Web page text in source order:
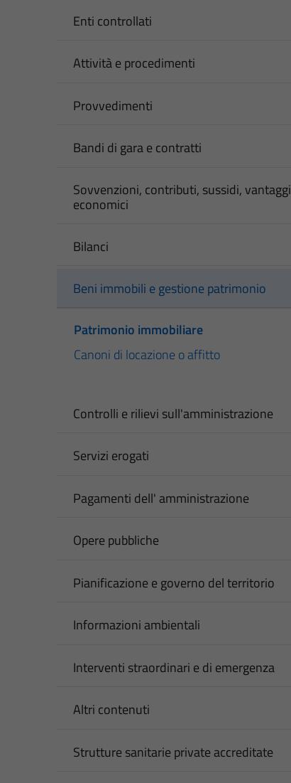
Enti controllati
Attività e procedimenti
Provvedimenti
Bandi di gara e contratti
Sovvenzioni, contributi, sussidi, vantaggi
economici
Bilanci
Beni immobili e gestione patrimonio
Patrimonio immobiliare
Canoni di locazione o affitto
Controlli e rilievi sull'amministrazione
Servizi erogati
Pagamenti dell' amministrazione
Opere pubbliche
Pianificazione e governo del territorio
Informazioni ambientali
Interventi straordinari e di emergenza
Altri contenuti
Strutture sanitarie private accreditate